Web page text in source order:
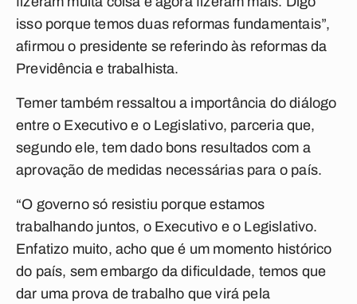
isso porque temos duas reformas fundamentais”,
afirmou o presidente se referindo às reformas da
Previdência e trabalhista.
Temer também ressaltou a importância do diálogo
entre o Executivo e o Legislativo, parceria que,
segundo ele, tem dado bons resultados com a
aprovação de medidas necessárias para o país.
“O governo só resistiu porque estamos
trabalhando juntos, o Executivo e o Legislativo.
Enfatizo muito, acho que é um momento histórico
do país, sem embargo da dificuldade, temos que
dar uma prova de trabalho que virá pela